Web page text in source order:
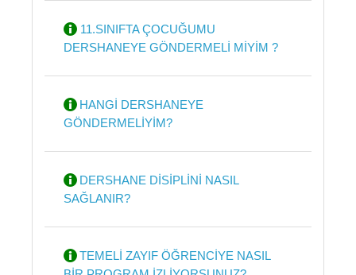
11.SINIFTA ÇOCUĞUMU
DERSHANEYE GÖNDERMELİ MİYİM ?
HANGİ DERSHANEYE
GÖNDERMELİYİM?
DERSHANE DİSİPLİNİ NASIL
SAĞLANIR?
TEMELİ ZAYIF ÖĞRENCİYE NASIL